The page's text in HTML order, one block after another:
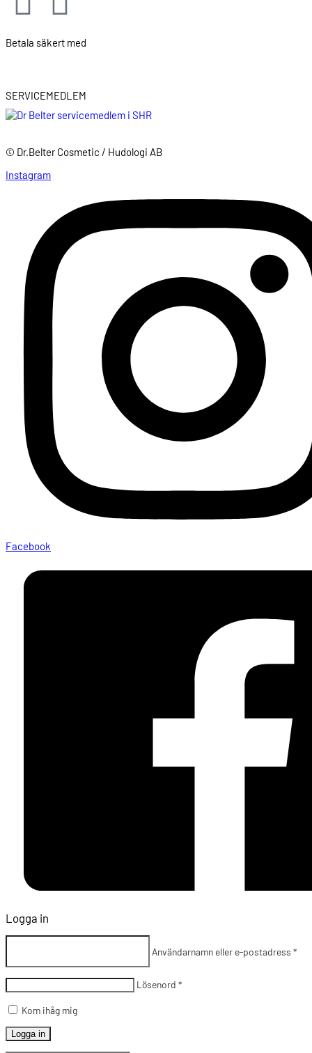
Betala säkert med
SERVICEMEDLEM
© Dr.Belter Cosmetic / Hudologi AB
Instagram
Facebook
Logga in
Användarnamn eller e-postadress *
Lösenord *
Kom ihåg mig
Logga in